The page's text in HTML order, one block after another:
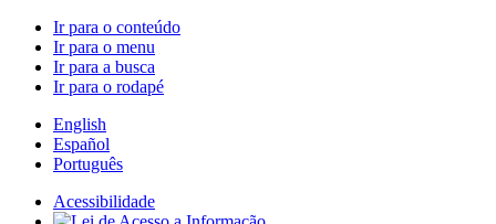
Ir para o conteúdo
Ir para o menu
Ir para a busca
Ir para o rodapé
English
Español
Português
Acessibilidade